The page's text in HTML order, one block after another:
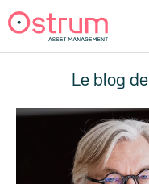
Le blog de